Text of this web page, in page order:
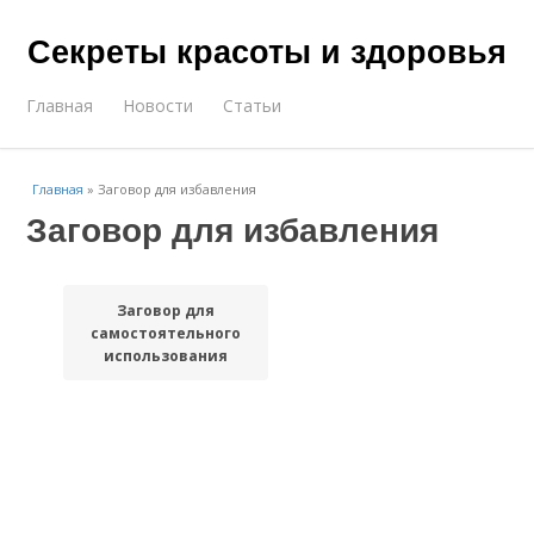
Секреты красоты и здоровья
Главная Новости Статьи
Главная »Заговор для избавления
Заговор для избавления
Заговор для
самостоятельного
использования